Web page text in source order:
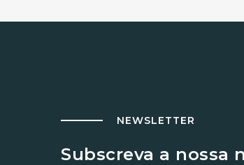
NEWSLETTER
Subscreva a nossa